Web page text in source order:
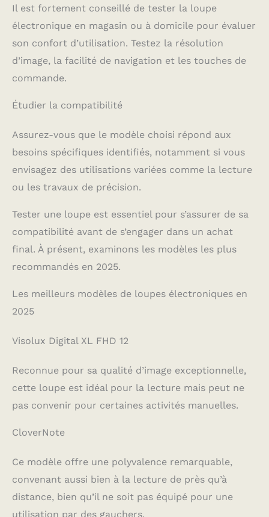
Il est fortement conseillé de tester la loupe
électronique en magasin ou à domicile pour évaluer
son confort d’utilisation. Testez la résolution
d’image, la facilité de navigation et les touches de
commande.
Étudier la compatibilité
Assurez-vous que le modèle choisi répond aux
besoins spécifiques identifiés, notamment si vous
envisagez des utilisations variées comme la lecture
ou les travaux de précision.
Tester une loupe est essentiel pour s’assurer de sa
compatibilité avant de s’engager dans un achat
final. À présent, examinons les modèles les plus
recommandés en 2025.
Les meilleurs modèles de loupes électroniques en
2025
Visolux Digital XL FHD 12
Reconnue pour sa qualité d’image exceptionnelle,
cette loupe est idéal pour la lecture mais peut ne
pas convenir pour certaines activités manuelles.
CloverNote
Ce modèle offre une polyvalence remarquable,
convenant aussi bien à la lecture de près qu’à
distance, bien qu’il ne soit pas équipé pour une
utilisation par des gauchers.